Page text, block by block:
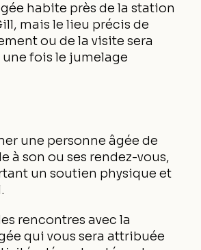
habite près de la station
mais le lieu précis de
ou de la visite sera
fois le jumelage
une personne âgée de
à son ou ses rendez-vous,
un soutien physique et
rencontres avec la
qui vous sera attribuée